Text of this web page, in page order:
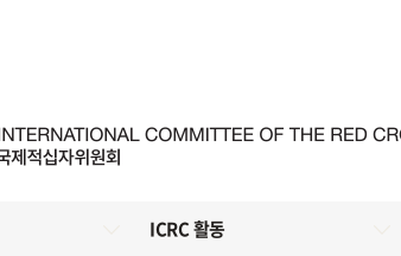
ICRC 활동